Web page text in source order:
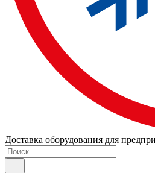
Доставка оборудования для